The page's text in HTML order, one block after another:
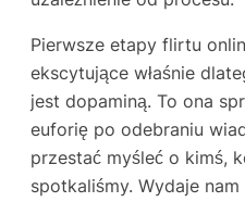
Pierwsze etapy flirtu
ekscytujące właśnie
jest dopaminą. To ona
euforię po odebraniu
przestać myśleć o kimś,
spotkaliśmy. Wydaje